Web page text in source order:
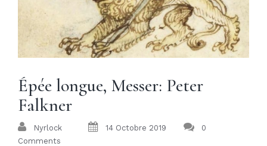
Épée longue, Messer: Peter
Falkner
Nyrlock 14 Octobre 2019
0
Comments